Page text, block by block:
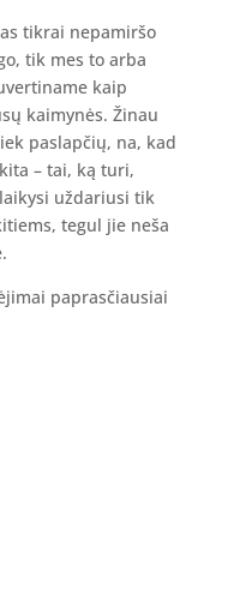
tikrai nepamiršo
tik mes to arba
kaip
kaimynės. Žinau
paslapčių, na, kad
– tai, ką turi,
uždariusi tik
tegul jie neša
paprasčiausiai